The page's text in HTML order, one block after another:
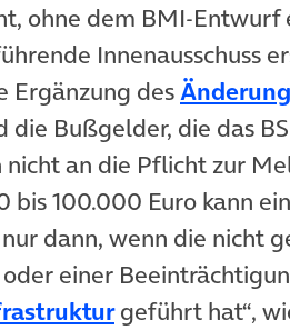
ohne dem BMI-
Innenausschuss
Ergänzung des
in neuem Tab)
die Bußgelder, die das
an die Pflicht zur
bis 100.000 Euro kann
dann, wenn die nicht
einer
(öffnet in
geführt hat“,